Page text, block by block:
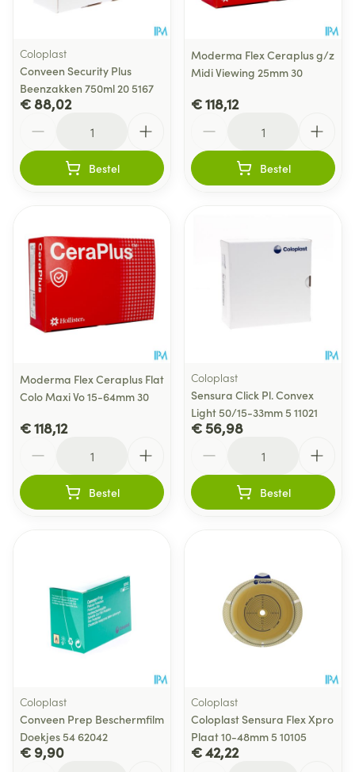
Coloplast
Conveen Security Plus
Beenzakken 750ml 20 5167
€ 88,02
Bestel
Moderma Flex Ceraplus g/z
Midi Viewing 25mm 30
€ 118,12
Bestel
Moderma Flex Ceraplus Flat
Colo Maxi Vo 15-64mm 30
€ 118,12
Bestel
Coloplast
Sensura Click Pl. Convex
Light 50/15-33mm 5 11021
€ 56,98
Bestel
Coloplast
Conveen Prep Beschermfilm
Doekjes 54 62042
€ 9,90
Coloplast
Coloplast Sensura Flex Xpro
Plaat 10-48mm 5 10105
€ 42,22